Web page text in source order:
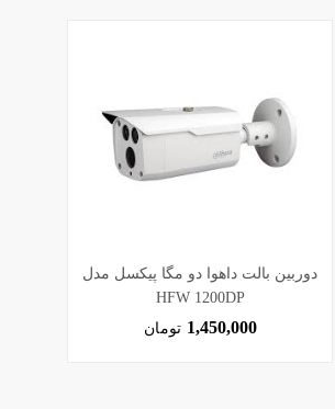
دوربین بالت داهوا دو مگا پیکسل مدل
HFW 1200DP
1,450,000 تومان